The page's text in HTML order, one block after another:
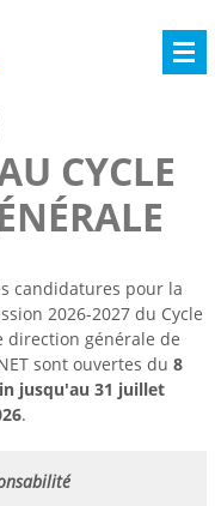
CYCLE
candidatures pour la
2026-2027 du Cycle
direction générale de
sont ouvertes du 8
jusqu'au 31 juillet
.